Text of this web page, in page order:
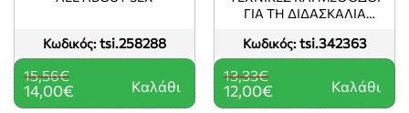
Κωδικός: tsi.258288
14,00€
15,56€
Καλάθι
Κωδικός: tsi.342363
ΓΙΑ ΤΗ ΔΙΔΑΣΚΑΛΙΑ
ΑΝΑΠΗΡΙΑ
12,00€
13,33€
Καλάθι